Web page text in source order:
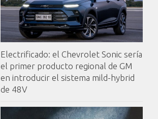
Electrificado: el Chevrolet Sonic sería
el primer producto regional de GM
en introducir el sistema mild-hybrid
de 48V